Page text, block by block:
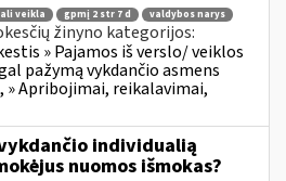
veikla gpmį 2 str 7 d
valdybos narys
žinyno kategorijos:
» Pajamos iš verslo/ veiklos
pažymą vykdančio asmens
» Apribojimai, reikalavimai,
individualią
nuomos išmokas?